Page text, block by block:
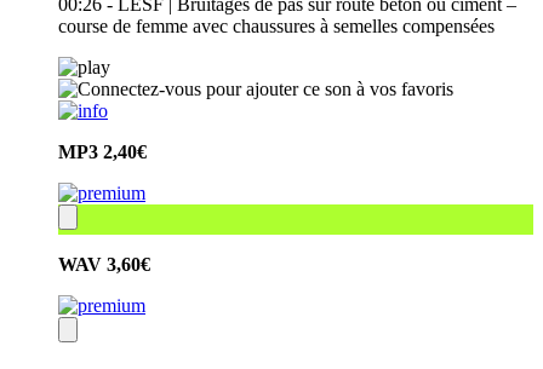
00:26 - LESF | Bruitages de pas sur route béton ou ciment –
course de femme avec chaussures à semelles compensées
MP3 2,40€
WAV 3,60€